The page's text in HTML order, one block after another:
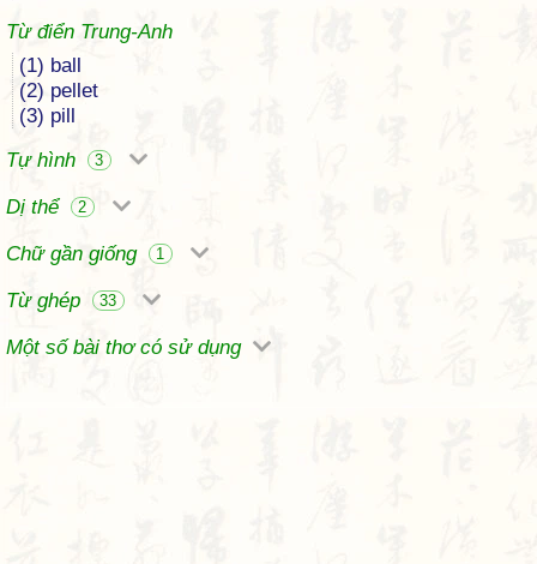
Từ điển Trung-Anh
(1) ball
(2) pellet
(3) pill
Tự hình
3
Dị thể 2
Chữ gần giống 1
Từ ghép 33
Một số bài thơ có sử dụng